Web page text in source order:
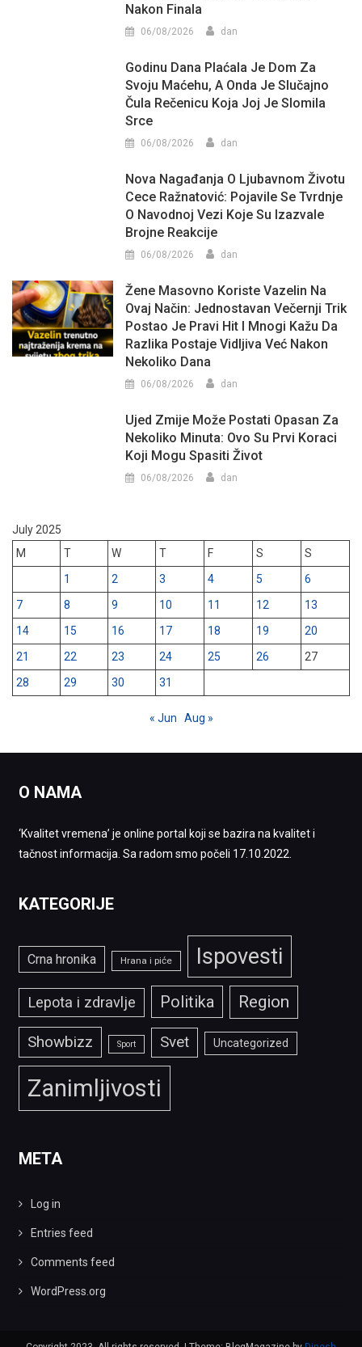
Nakon Finala
06/08/2026 dan
Godinu Dana Plaćala Je Dom Za
Svoju Maćehu, A Onda Je Slučajno
Čula Rečenicu Koja Joj Je Slomila
Srce
06/08/2026 dan
Nova Nagađanja O Ljubavnom Životu
Cece Ražnatović: Pojavile Se Tvrdnje
O Navodnoj Vezi Koje Su Izazvale
Brojne Reakcije
06/08/2026 dan
Žene Masovno Koriste Vazelin Na
Ovaj Način: Jednostavan Večernji Trik
Postao Je Pravi Hit I Mnogi Kažu Da
Razlika Postaje Vidljiva Već Nakon
Nekoliko Dana
06/08/2026 dan
Ujed Zmije Može Postati Opasan Za
Nekoliko Minuta: Ovo Su Prvi Koraci
Koji Mogu Spasiti Život
06/08/2026 dan
July 2025
M
T W T F S
S
1
2 3 4 5
6
7
8 9 10 11 12
13
14
15 16 17 18 19
20
21
22 23 24 25 26
27
28
29 30 31
« Jun Aug »
O NAMA
‘Kvalitet vremena’ je online portal koji se bazira na kvalitet i
tačnost informacija. Sa radom smo počeli 17.10.2022.
KATEGORIJE
Crna hronika Hrana i piće Ispovesti
Lepota i zdravlje Politika Region
Showbizz Sport Svet Uncategorized
Zanimljivosti
META
Log in
Entries feed
Comments feed
WordPress.org